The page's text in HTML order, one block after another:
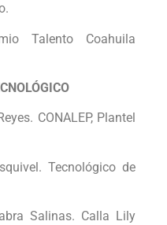
Talento Coahuila
CONALEP, Plantel
Tecnológico de
Salinas. Calla Lily